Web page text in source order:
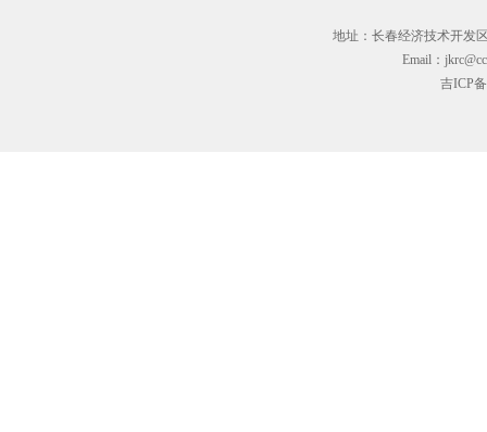
地址：长春经济技术开发
Email：
吉ICP